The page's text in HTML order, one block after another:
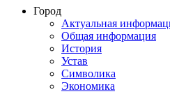
Город
Актуальная
Общая информация
История
Устав
Символика
Экономика